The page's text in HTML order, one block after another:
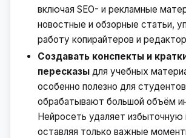
включая SEO- и рекламные
новостные и обзорные статьи,
работу копирайтеров и
Создавать конспекты и
пересказы для учебных
особенно полезно для
обрабатывают большой объём
Нейросеть удаляет
оставляя только важные